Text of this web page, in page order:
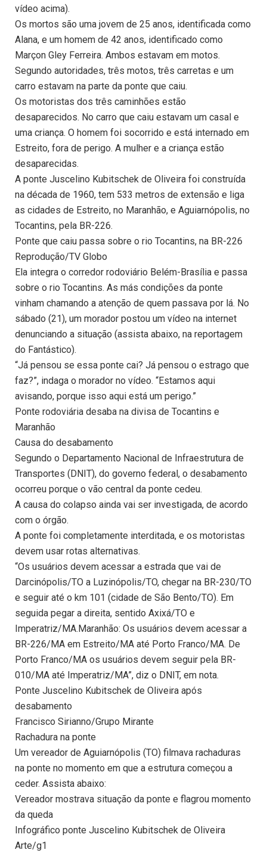
vídeo acima).
Os mortos são uma jovem de 25 anos, identificada como
Alana, e um homem de 42 anos, identificado como
Marçon Gley Ferreira. Ambos estavam em motos.
Segundo autoridades, três motos, três carretas e um
carro estavam na parte da ponte que caiu.
Os motoristas dos três caminhões estão
desaparecidos. No carro que caiu estavam um casal e
uma criança. O homem foi socorrido e está internado em
Estreito, fora de perigo. A mulher e a criança estão
desaparecidas.
A ponte Juscelino Kubitschek de Oliveira foi construída
na década de 1960, tem 533 metros de extensão e liga
as cidades de Estreito, no Maranhão, e Aguiarnópolis, no
Tocantins, pela BR-226.
Ponte que caiu passa sobre o rio Tocantins, na BR-226
Reprodução/TV Globo
Ela integra o corredor rodoviário Belém-Brasília e passa
sobre o rio Tocantins. As más condições da ponte
vinham chamando a atenção de quem passava por lá. No
sábado (21), um morador postou um vídeo na internet
denunciando a situação (assista abaixo, na reportagem
do Fantástico).
“Já pensou se essa ponte cai? Já pensou o estrago que
faz?”, indaga o morador no vídeo. “Estamos aqui
avisando, porque isso aqui está um perigo.”
Ponte rodoviária desaba na divisa de Tocantins e
Maranhão
Causa do desabamento
Segundo o Departamento Nacional de Infraestrutura de
Transportes (DNIT), do governo federal, o desabamento
ocorreu porque o vão central da ponte cedeu.
A causa do colapso ainda vai ser investigada, de acordo
com o órgão.
A ponte foi completamente interditada, e os motoristas
devem usar rotas alternativas.
“Os usuários devem acessar a estrada que vai de
Darcinópolis/TO a Luzinópolis/TO, chegar na BR-230/TO
e seguir até o km 101 (cidade de São Bento/TO). Em
seguida pegar a direita, sentido Axixá/TO e
Imperatriz/MA.Maranhão: Os usuários devem acessar a
BR-226/MA em Estreito/MA até Porto Franco/MA. De
Porto Franco/MA os usuários devem seguir pela BR-
010/MA até Imperatriz/MA”, diz o DNIT, em nota.
Ponte Juscelino Kubitschek de Oliveira após
desabamento
Francisco Sirianno/Grupo Mirante
Rachadura na ponte
Um vereador de Aguiarnópolis (TO) filmava rachaduras
na ponte no momento em que a estrutura começou a
ceder. Assista abaixo:
Vereador mostrava situação da ponte e flagrou momento
da queda
Infográfico ponte Juscelino Kubitschek de Oliveira
Arte/g1